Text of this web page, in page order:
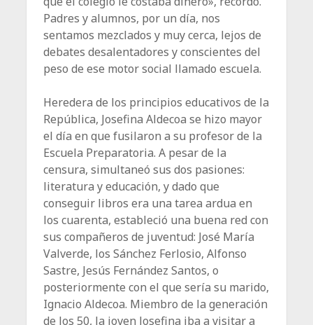
Padres y alumnos, por un día, nos
sentamos mezclados y muy cerca, lejos de
debates desalentadores y conscientes del
peso de ese motor social llamado escuela.
Heredera de los principios educativos de la
República, Josefina Aldecoa se hizo mayor
el día en que fusilaron a su profesor de la
Escuela Preparatoria. A pesar de la
censura, simultaneó sus dos pasiones:
literatura y educación, y dado que
conseguir libros era una tarea ardua en
los cuarenta, estableció una buena red con
sus compañeros de juventud: José María
Valverde, los Sánchez Ferlosio, Alfonso
Sastre, Jesús Fernández Santos, o
posteriormente con el que sería su marido,
Ignacio Aldecoa. Miembro de la generación
de los 50, la joven Josefina iba a visitar a